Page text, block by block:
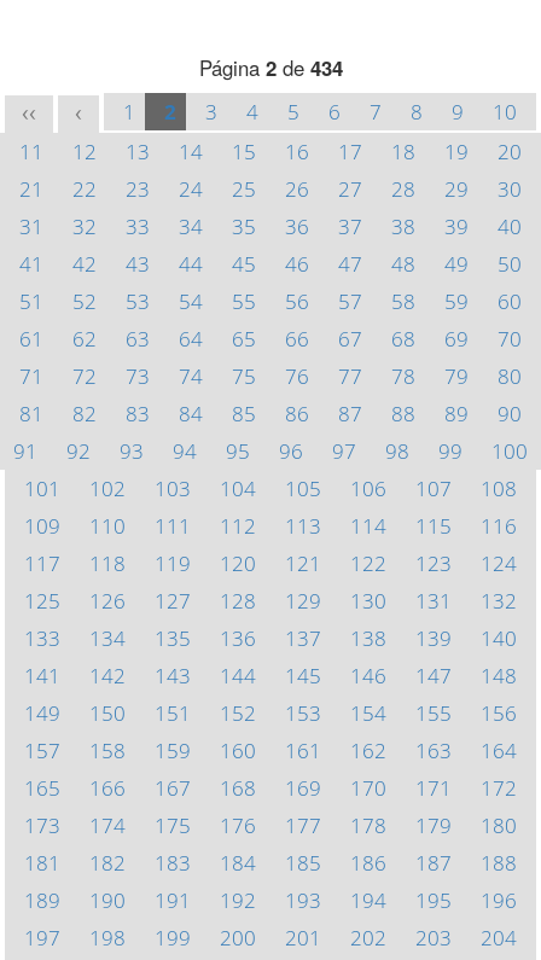
Página 2de 434
<< < 1 2 3 4 5 6 7 8 9
10
11
12 13 14 15 16 17 18 19
20
21
22 23 24 25 26 27 28 29
30
31
32 33 34 35 36 37 38 39
40
41
42 43 44 45 46 47 48 49
50
51
52 53 54 55 56 57 58 59
60
61
62 63 64 65 66 67 68 69
70
71
72 73 74 75 76 77 78 79
80
81
82 83 84 85 86 87 88 89
90
91
92 93 94 95 96 97 98 99
100
101
102 103 104 105 106 107
108
109
110 111 112 113 114 115
116
117
118 119 120 121 122 123
124
125
126 127 128 129 130 131
132
133
134 135 136 137 138 139
140
141
142 143 144 145 146 147
148
149
150 151 152 153 154 155
156
157
158 159 160 161 162 163
164
165
166 167 168 169 170 171
172
173
174 175 176 177 178 179
180
181
182 183 184 185 186 187
188
189
190 191 192 193 194 195
196
197
198 199 200 201 202 203
204